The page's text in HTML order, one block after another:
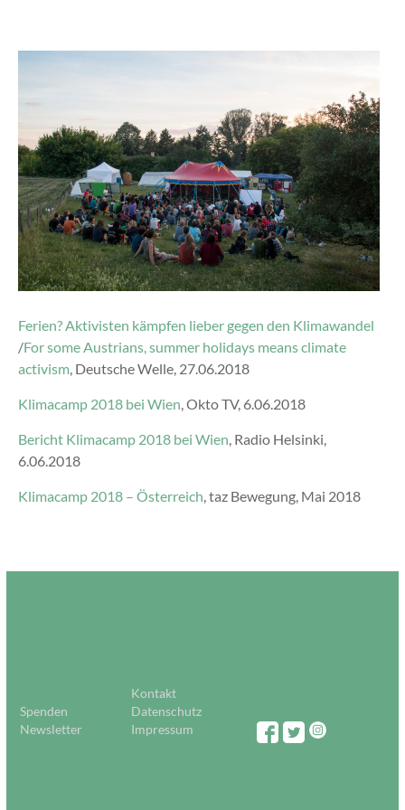
Ferien? Aktivisten kämpfen lieber gegen den Klimawandel
/For some Austrians, summer holidays means climate
activism, Deutsche Welle, 27.06.2018
Klimacamp 2018 bei Wien, Okto TV, 6.06.2018
Bericht Klimacamp 2018 bei Wien, Radio Helsinki,
6.06.2018
Klimacamp 2018 – Österreich, taz Bewegung, Mai 2018
Kontakt
Spenden
Datenschutz
Newsletter
Impressum